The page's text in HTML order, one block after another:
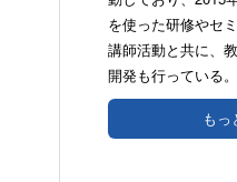
を使った研修やセ
講師活動と共に、
開発も行っている。
もっ